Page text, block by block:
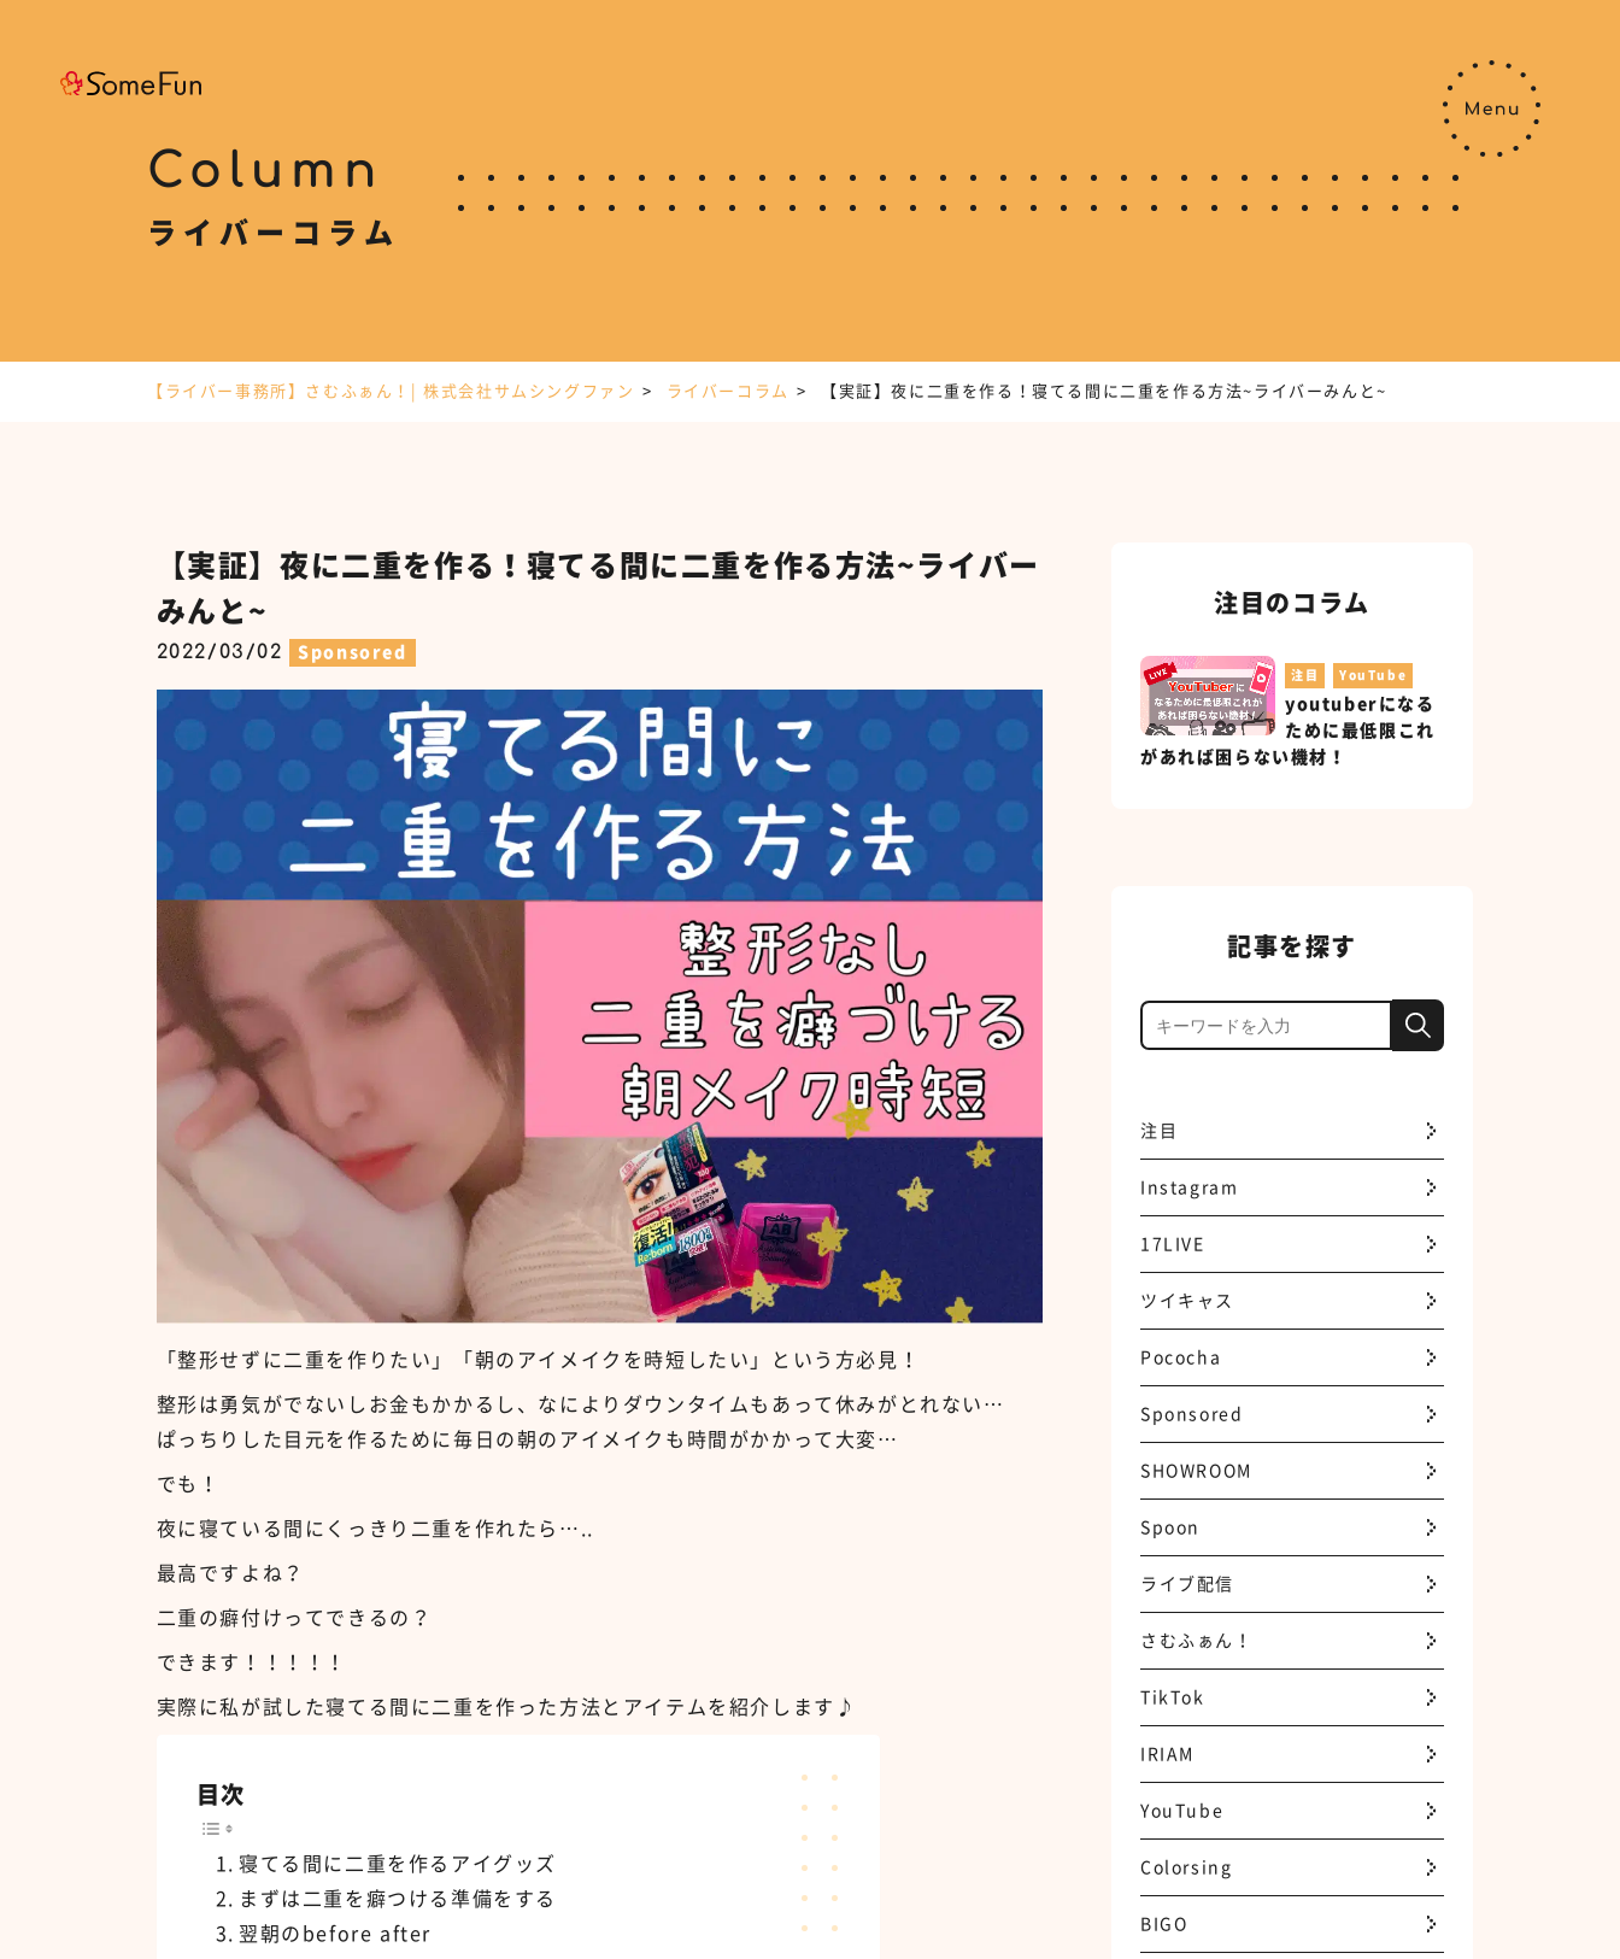
Column
ライバーコラム
【ライバー事務所】さむふぁん！| 株式会社サムシングファン ライバーコラム 【実証】夜に二重を作る！寝てる間に二重を作る方法~ライバーみんと~
【実証】夜に二重を作る！寝てる間に二重を作る方法~ライバー
みんと~
2022/03/02 Sponsored
「整形せずに二重を作りたい」「朝のアイメイクを時短したい」という方必見！
整形は勇気がでないしお金もかかるし、なによりダウンタイムもあって休みがとれない…
ぱっちりした目元を作るために毎日の朝のアイメイクも時間がかかって大変…
でも！
夜に寝ている間にくっきり二重を作れたら…..
最高ですよね？
二重の癖付けってできるの？
できます！！！！！
実際に私が試した寝てる間に二重を作った方法とアイテムを紹介します♪
目次
寝てる間に二重を作るアイグッズ
まずは二重を癖つける準備をする
翌朝のbefore after
注目のコラム
注目 YouTube
youtuberになる
ために最低限これ
があれば困らない機材！
記事を探す
注目
Instagram
17LIVE
ツイキャス
Pococha
Sponsored
SHOWROOM
Spoon
ライブ配信
さむふぁん！
TikTok
IRIAM
YouTube
Colorsing
BIGO